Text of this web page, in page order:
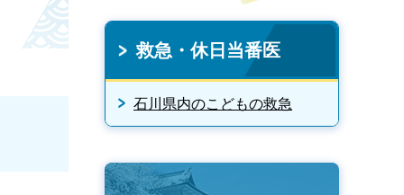
救急・休日当番医
石川県内のこどもの救急